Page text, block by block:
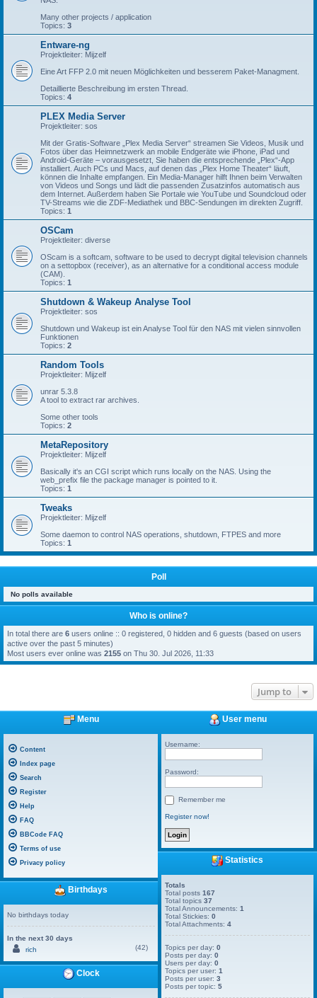
Many other projects / application
Topics: 3
Entware-ng
Projektleiter: Mijzelf
Eine Art FFP 2.0 mit neuen Möglichkeiten und besserem Paket-Managment.
Detaillierte Beschreibung im ersten Thread.
Topics: 4
PLEX Media Server
Projektleiter: sos
Mit der Gratis-Software „Plex Media Server“ streamen Sie Videos, Musik und
Fotos über das Heimnetzwerk an mobile Endgeräte wie iPhone, iPad und
Android-Geräte – vorausgesetzt, Sie haben die entsprechende „Plex“-App
installiert. Auch PCs und Macs, auf denen das „Plex Home Theater“ läuft,
können die Inhalte empfangen. Ein Media-Manager hilft Ihnen beim Verwalten
von Videos und Songs und lädt die passenden Zusatzinfos automatisch aus
dem Internet. Außerdem haben Sie Portale wie YouTube und Soundcloud oder
TV-Streams wie die ZDF-Mediathek und BBC-Sendungen im direkten Zugriff.
Topics: 1
OSCam
Projektleiter: diverse
OScam is a softcam, software to be used to decrypt digital television channels
on a settopbox (receiver), as an alternative for a conditional access module
(CAM).
Topics: 1
Shutdown & Wakeup Analyse Tool
Projektleiter: sos
Shutdown und Wakeup ist ein Analyse Tool für den NAS mit vielen sinnvollen
Funktionen
Topics: 2
Random Tools
Projektleiter: Mijzelf
unrar 5.3.8
A tool to extract rar archives.
Some other tools
Topics: 2
MetaRepository
Projektleiter: Mijzelf
Basically it's an CGI script which runs locally on the NAS. Using the
web_prefix file the package manager is pointed to it.
Topics: 1
Tweaks
Projektleiter: Mijzelf
Some daemon to control NAS operations, shutdown, FTPES and more
Topics: 1
Poll
No polls available
Who is online?
In total there are 6 users online :: 0 registered, 0 hidden and 6 guests (based on users
active over the past 5 minutes)
Most users ever online was 2155 on Thu 30. Jul 2026, 11:33
Jump to
Menu
Content
Index page
Search
Register
Help
FAQ
BBCode FAQ
Terms of use
Privacy policy
Birthdays
No birthdays today
In the next 30 days
rich
(42)
Clock
User menu
Username:
Password:
Remember me
Register now!
Statistics
Totals
Total posts167
Total topics37
Total Announcements:1
Total Stickies:0
Total Attachments:4
Topics per day:0
Posts per day:0
Users per day:0
Topics per user:1
Posts per user:3
Posts per topic:5